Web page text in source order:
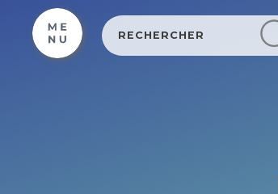
Cookies beheer paneel